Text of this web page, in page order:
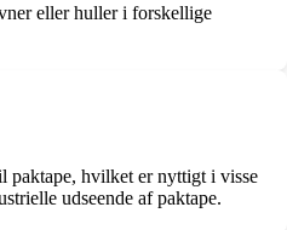
eller huller i forskellige
paktape, hvilket er nyttigt i visse
udseende af paktape.